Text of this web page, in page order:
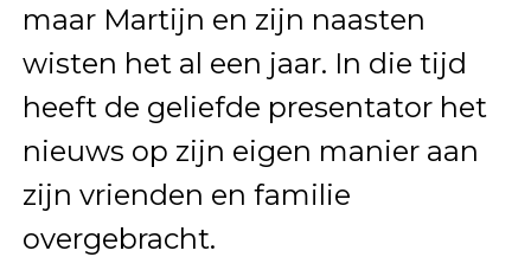
maar Martijn en zijn naasten
wisten het al een jaar. In die tijd
heeft de geliefde presentator het
nieuws op zijn eigen manier aan
zijn vrienden en familie
overgebracht.